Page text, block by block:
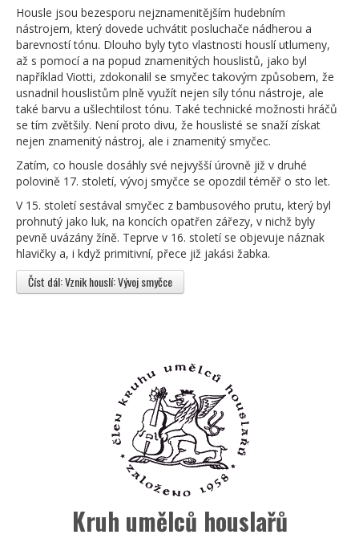
Housle jsou bezesporu nejznamenitějším hudebním
nástrojem, který dovede uchvátit posluchače nádherou a
barevností tónu. Dlouho byly tyto vlastnosti houslí utlumeny,
až s pomocí a na popud znamenitých houslistů, jako byl
například Viotti, zdokonalil se smyčec takovým způsobem, že
usnadnil houslistům plně využít nejen síly tónu nástroje, ale
také barvu a ušlechtilost tónu. Také technické možnosti hráčů
se tím zvětšily. Není proto divu, že houslisté se snaží získat
nejen znamenitý nástroj, ale i znamenitý smyčec.
Zatím, co housle dosáhly své nejvyšší úrovně již v druhé
polovině 17. století, vývoj smyčce se opozdil téměř o sto let.
V 15. století sestával smyčec z bambusového prutu, který byl
prohnutý jako luk, na koncích opatřen zářezy, v nichž byly
pevně uvázány žíně. Teprve v 16. století se objevuje náznak
hlavičky a, i když primitivní, přece již jakási žabka.
Číst dál: Vznik houslí: Vývoj smyčce
Kruh umělců houslařů